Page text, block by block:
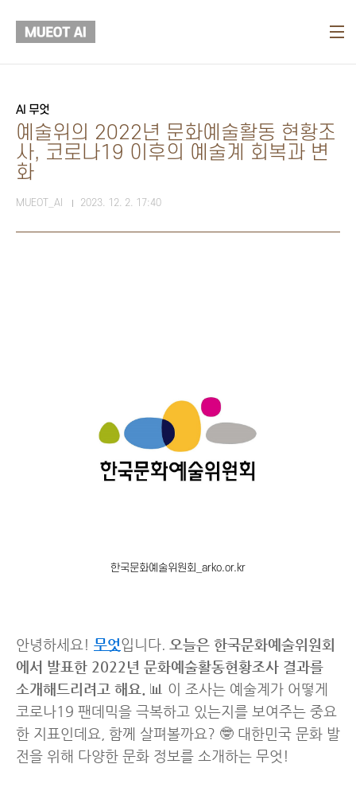
AI 무엇
예술위의 2022년 문화예술활동 현황조
사, 코로나19 이후의 예술계 회복과 변
화
MUEOT_AI 2023. 12. 2. 17:40
한국문화예술위원회_arko.or.kr
안녕하세요! 무엇입니다. 오늘은 한국문화예술위원회
에서 발표한 2022년 문화예술활동현황조사 결과를
소개해드리려고 해요. 📊 이 조사는 예술계가 어떻게
코로나19 팬데믹을 극복하고 있는지를 보여주는 중요
한 지표인데요, 함께 살펴볼까요? 🤓 대한민국 문화 발
전을 위해 다양한 문화 정보를 소개하는 무엇!